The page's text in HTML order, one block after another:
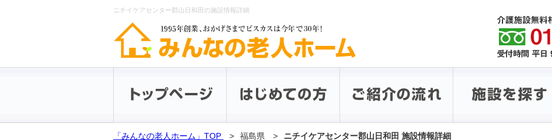
ニチイケアセンター郡山日和田の施設情報詳細
「みんなの老人ホーム」TOP 福島県 ニチイケアセンター郡山日和田 施設情報詳細